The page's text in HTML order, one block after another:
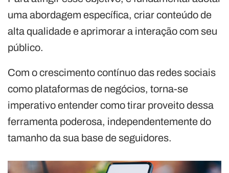
uma abordagem específica, criar conteúdo de
alta qualidade e aprimorar a interação com seu
público.
Com o crescimento contínuo das redes sociais
como plataformas de negócios, torna-se
imperativo entender como tirar proveito dessa
ferramenta poderosa, independentemente do
tamanho da sua base de seguidores.